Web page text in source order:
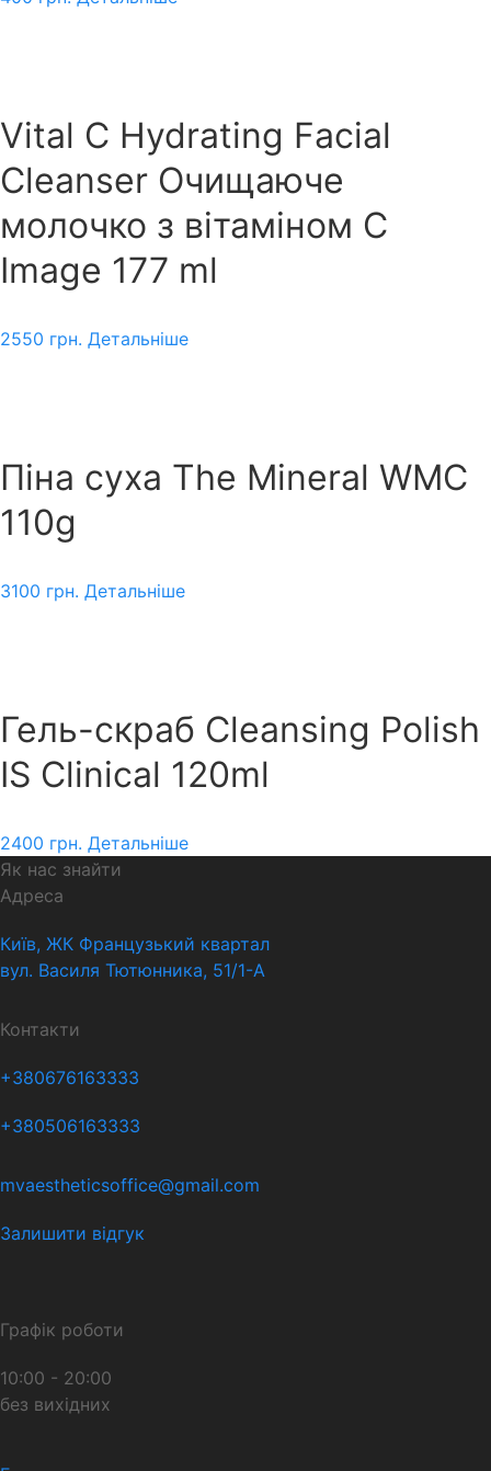
Vital C Hydrating Facial
Cleanser Очищаюче
молочко з вітаміном С
Image 177 ml
2550 грн. Детальніше
Піна суха The Mineral WMC
110g
3100 грн. Детальніше
Гель-скраб Cleansing Polish
IS Clinical 120ml
2400 грн. Детальніше
Як нас знайти
Адреса
Київ, ЖК Французький квартал
вул. Василя Тютюнника, 51/1-А
Контакти
+380676163333
+380506163333
mvaestheticsoffice@gmail.com
Залишити відгук
Графік роботи
10:00 - 20:00
без вихідних